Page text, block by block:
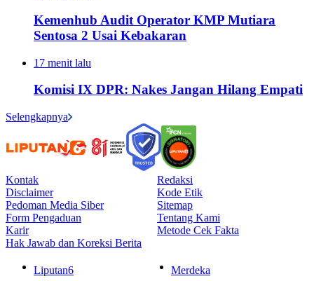
Kemenhub Audit Operator KMP Mutiara
Sentosa 2 Usai Kebakaran
17 menit lalu
Komisi IX DPR: Nakes Jangan Hilang Empati
Selengkapnya
Kontak
Redaksi
Disclaimer
Kode Etik
Pedoman Media Siber
Sitemap
Form Pengaduan
Tentang Kami
Karir
Metode Cek Fakta
Hak Jawab dan Koreksi Berita
Liputan6
Merdeka